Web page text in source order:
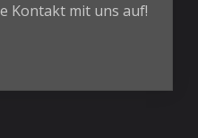
Kontakt mit uns auf!